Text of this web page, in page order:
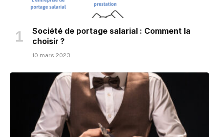
Société de portage salarial : Comment la
choisir ?
10 mars 2023